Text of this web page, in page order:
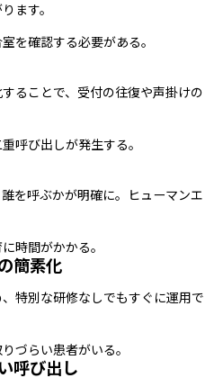
ます。
を確認する必要がある。
ることで、受付の往復や声掛けの
呼び出しが発生する。
を呼ぶかが明確に。ヒューマンエ
時間がかかる。
簡素化
特別な研修なしでもすぐに運用で
づらい患者がいる。
呼び出し